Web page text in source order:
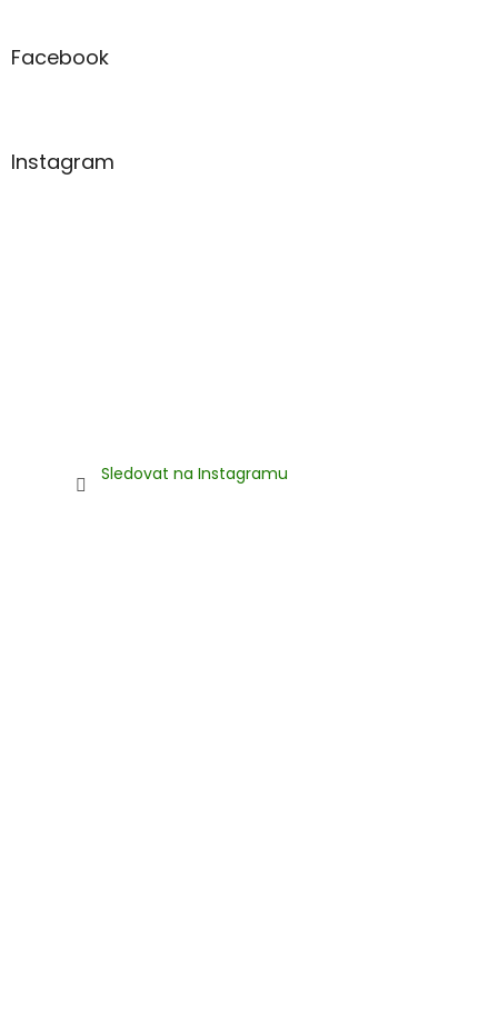
aFacebook
Instagram
Sledovat na Instagramu